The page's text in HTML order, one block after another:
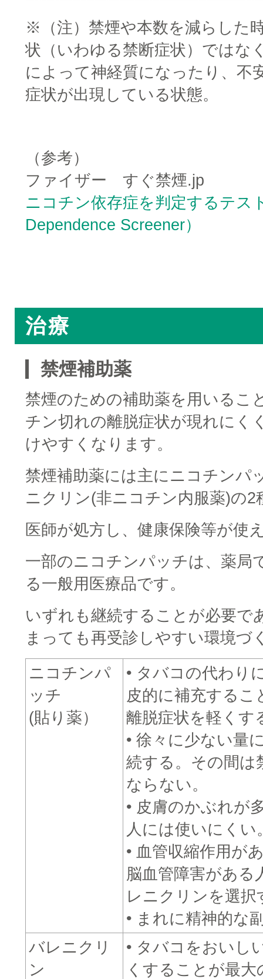
※（注）禁煙や本数を減らした
状（いわゆる禁断症状）ではな
によって神経質になったり、不
症状が出現している状態。
（参考）
ファイザー すぐ禁煙.jp
ニコチン依存症を判定するテ
Dependence Screener）
治療
禁煙補助薬
禁煙のための補助薬を用いるこ
チン切れの離脱症状が現れにく
けやすくなります。
禁煙補助薬には主にニコチンパ
ニクリン(非ニコチン内服薬)の2
医師が処方し、健康保険等が使
一部のニコチンパッチは、薬局
る一般用医療品です。
いずれも継続することが必要で
まっても再受診しやすい環境づ
ニコチンパ
ッチ
(貼り薬）
• タバコの代わり
皮的に補充するこ
離脱症状を軽くす
• 徐々に少ない量
続する。その間は
ならない。
• 皮膚のかぶれが
人には使いにくい
• 血管収縮作用が
脳血管障害がある
レニクリンを選択
• まれに精神的な
バレニクリ
ン
• タバコをおいし
くすることが最大